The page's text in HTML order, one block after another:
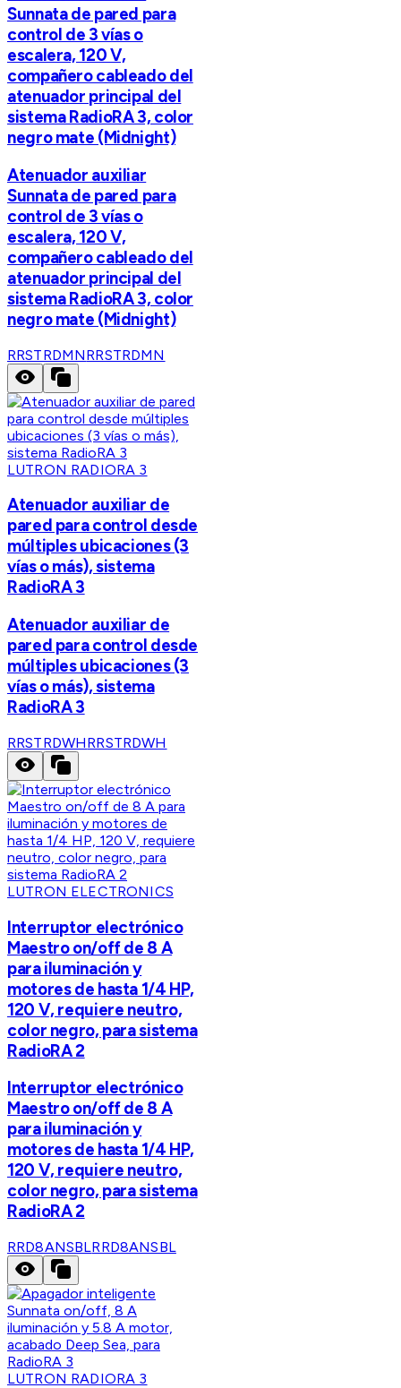
Sunnata de pared para
control de 3 vías o
escalera, 120 V,
compañero cableado del
atenuador principal del
sistema RadioRA 3, color
negro mate (Midnight)
Atenuador auxiliar
Sunnata de pared para
control de 3 vías o
escalera, 120 V,
compañero cableado del
atenuador principal del
sistema RadioRA 3, color
negro mate (Midnight)
RRSTRDMNRRSTRDMN
LUTRON RADIORA 3
Atenuador auxiliar de
pared para control desde
múltiples ubicaciones (3
vías o más), sistema
RadioRA 3
Atenuador auxiliar de
pared para control desde
múltiples ubicaciones (3
vías o más), sistema
RadioRA 3
RRSTRDWHRRSTRDWH
LUTRON ELECTRONICS
Interruptor electrónico
Maestro on/off de 8 A
para iluminación y
motores de hasta 1/4 HP,
120 V, requiere neutro,
color negro, para sistema
RadioRA 2
Interruptor electrónico
Maestro on/off de 8 A
para iluminación y
motores de hasta 1/4 HP,
120 V, requiere neutro,
color negro, para sistema
RadioRA 2
RRD8ANSBLRRD8ANSBL
LUTRON RADIORA 3